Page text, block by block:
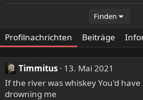
Finden
Profilnachrichten Beiträge
Timmitus
13. Mai 2021
If the river was whiskey You'd
drowning me